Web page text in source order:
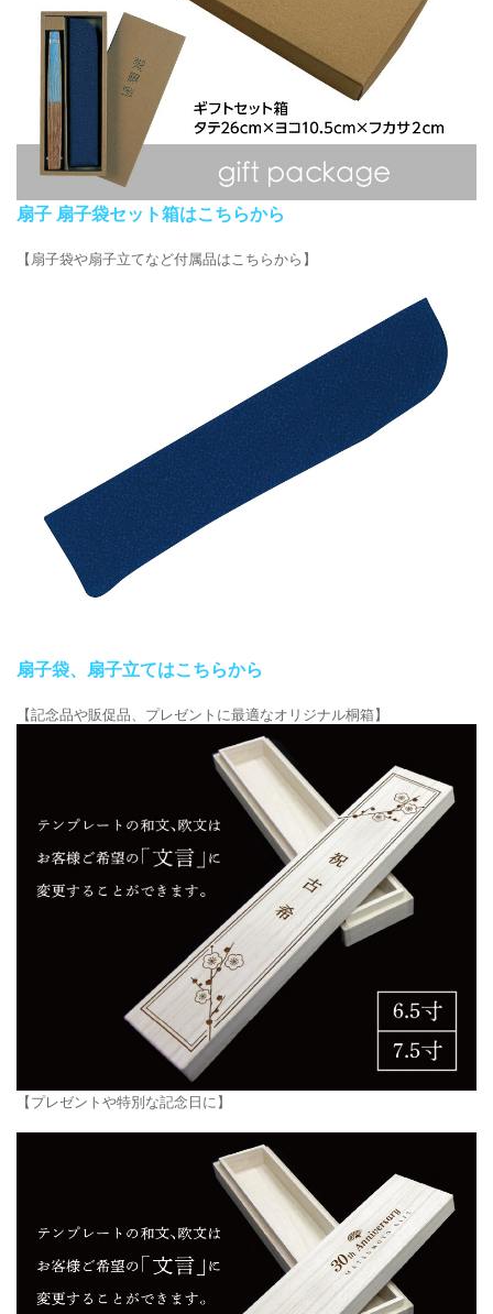
扇子 扇子袋セット箱はこちらから
【扇子袋や扇子立てなど付属品はこちらから】
扇子袋、扇子立てはこちらから
【記念品や販促品、プレゼントに最適なオリジナル桐箱】
【プレゼントや特別な記念日に】